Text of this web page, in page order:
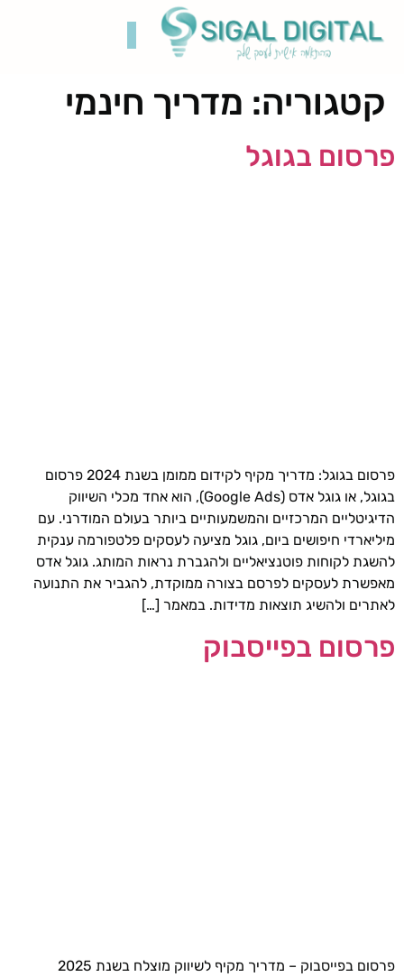
קטגוריה: מדריך חינמי
פרסום בגוגל
פרסום בגוגל: מדריך מקיף לקידום ממומן בשנת 2024 פרסום
בגוגל, או גוגל אדס (Google Ads), הוא אחד מכלי השיווק
הדיגיטליים המרכזיים והמשמעותיים ביותר בעולם המודרני. עם
מיליארדי חיפושים ביום, גוגל מציעה לעסקים פלטפורמה ענקית
להשגת לקוחות פוטנציאליים ולהגברת נראות המותג. גוגל אדס
מאפשרת לעסקים לפרסם בצורה ממוקדת, להגביר את התנועה
לאתרים ולהשיג תוצאות מדידות. במאמר […]
פרסום בפייסבוק
פרסום בפייסבוק – מדריך מקיף לשיווק מוצלח בשנת 2025